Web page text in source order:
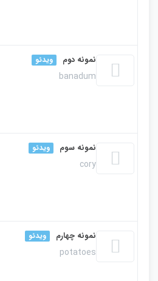
نمونه دوم ویدئو
banadum
نمونه سوم ویدئو
cory
نمونه چهارم ویدئو
potatoes